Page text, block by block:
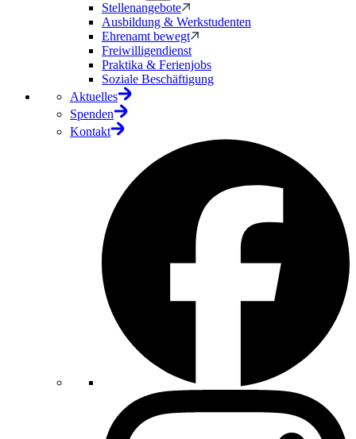
Stellenangebote
Ausbildung & Werkstudenten
Ehrenamt bewegt
Freiwilligendienst
Praktika & Ferienjobs
Soziale Beschäftigung
Aktuelles
Spenden
Kontakt